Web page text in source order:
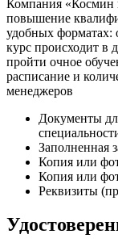
Компания «Космин
повышение
удобных форматах:
курс происходит в
пройти очное
расписание и
менеджеров
Документы
Заполненная
Копия или
Копия или
Реквизиты